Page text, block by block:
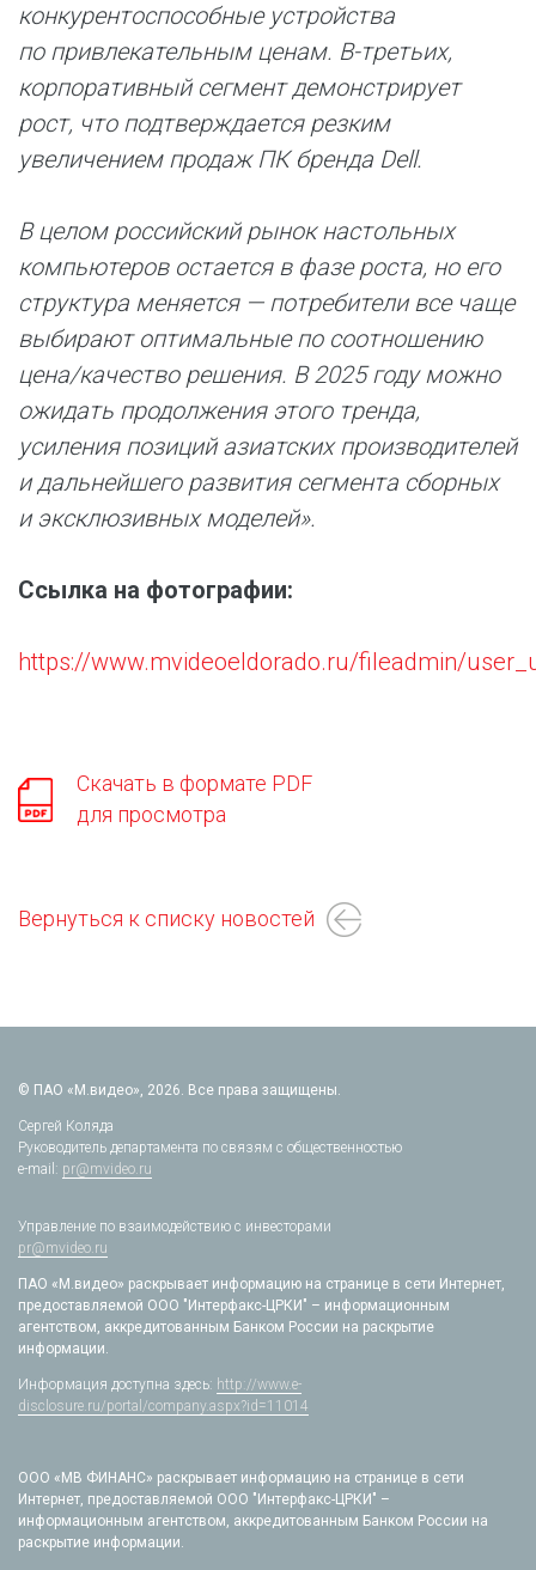
конкурентоспособные устройства
по привлекательным ценам. В-третьих,
корпоративный сегмент демонстрирует
рост, что подтверждается резким
увеличением продаж ПК бренда Dell.
В целом российский рынок настольных
компьютеров остается в фазе роста, но его
структура меняется — потребители все чаще
выбирают оптимальные по соотношению
цена/качество решения. В 2025 году можно
ожидать продолжения этого тренда,
усиления позиций азиатских производителей
и дальнейшего развития сегмента сборных
и эксклюзивных моделей».
Ссылка на фотографии:
https://www.mvideoeldorado.ru/fileadmin/
Скачать в формате PDF
для просмотра
Вернуться к списку новостей
© ПАО «М.видео», 2026. Все права защищены.
Сергей Коляда
Руководитель департамента по связям с общественностью
e-mail: pr@mvideo.ru
Управление по взаимодействию с инвесторами
pr@mvideo.ru
ПАО «М.видео» раскрывает информацию на странице в сети Интернет,
предоставляемой ООО "Интерфакс-ЦРКИ" – информационным
агентством, аккредитованным Банком России на раскрытие
информации.
Информация доступна здесь: http://www.e-
disclosure.ru/portal/company.aspx?id=11014
ООО «МВ ФИНАНС» раскрывает информацию на странице в сети
Интернет, предоставляемой ООО "Интерфакс-ЦРКИ" –
информационным агентством, аккредитованным Банком России на
раскрытие информации.